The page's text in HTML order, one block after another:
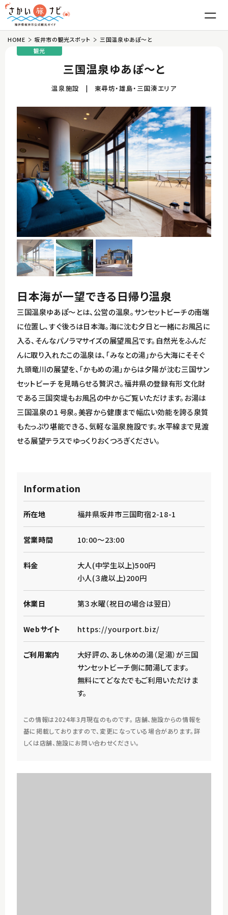
はじめての坂井市
三国湊
丸岡城
竹田
グルメ
越前がに
ふくい甘えび
越前おろしそば
観光
温泉・宿泊
体験
モデルコース
東尋坊・雄島～三国湊コース
丸岡城～永平寺コース
竹田～恐竜博物館コース
イベント
観光パンフレット
English
HOME 坂井市の観光スポット 三国温泉ゆあぽ～と
観光
三国温泉ゆあぽ～と
温泉施設 東尋坊・雄島・三国湊エリア
日本海が一望できる日帰り温泉
三国温泉ゆあぽ～とは、公営の温泉。サンセットビーチの南端
に位置し、すぐ後ろは日本海。海に沈む夕日と一緒にお風呂に
入る、そんなパノラマサイズの展望風呂です。自然光をふんだ
んに取り入れたこの温泉は、「みなとの湯」から大海にそそぐ
九頭竜川の展望を、「かもめの湯」からは夕陽が沈む三国サン
セットビーチを見晴らせる贅沢さ。福井県の登録有形文化財
である三国突堤もお風呂の中からご覧いただけます。お湯は
三国温泉の１号泉。美容から健康まで幅広い効能を誇る泉質
もたっぷり堪能できる、気軽な温泉施設です。水平線まで見渡
せる展望テラスでゆっくりおくつろぎください。
Information
所在地 福井県坂井市三国町宿2-18-1
営業時間 10:00～23:00
料金
大人(中学生以上)500円
小人(３歳以上)200円
休業日 第３水曜（祝日の場合は翌日）
Webサイト https://yourport.biz/
ご利用案内
大好評の、あし休めの湯（足湯）が三国
サンセットビーチ側に開湯してます。
無料にてどなたでもご利用いただけま
す。
この情報は2024年3月現在のものです。 店舗、施設からの情報を
基に掲載しておりますので、変更になっている場合があります。詳
しくは店舗、施設にお問い合わせください。